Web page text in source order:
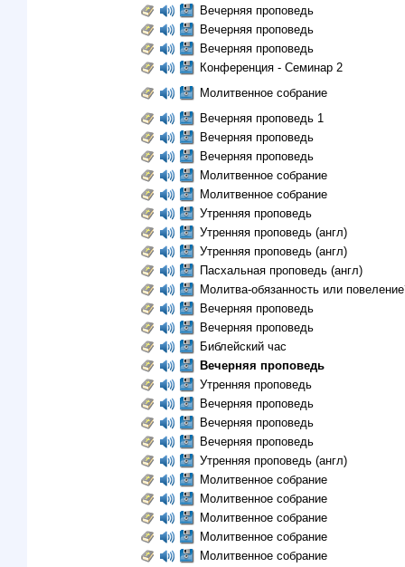
Вечерняя проповедь
Вечерняя проповедь
Вечерняя проповедь
Конференция - Семинар 2
Молитвенное собрание
Вечерняя проповедь 1
Вечерняя проповедь
Вечерняя проповедь
Молитвенное собрание
Молитвенное собрание
Утренняя проповедь
Утренняя проповедь (англ)
Утренняя проповедь (англ)
Пасхальная проповедь (англ)
Молитва-обязанность или
Вечерняя проповедь
Вечерняя проповедь
Библейский час
Вечерняя проповедь
Утренняя проповедь
Вечерняя проповедь
Вечерняя проповедь
Вечерняя проповедь
Утренняя проповедь (англ)
Молитвенное собрание
Молитвенное собрание
Молитвенное собрание
Молитвенное собрание
Молитвенное собрание